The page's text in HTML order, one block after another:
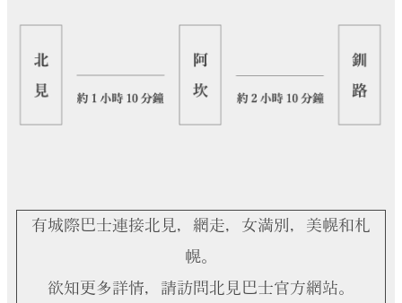
有城際巴士連接北見，網走，女満別，美幌和札
幌。
欲知更多詳情，請訪問北見巴士官方網站。